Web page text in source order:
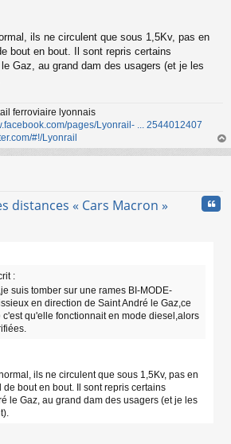
ils ne circulent que sous 1,5Kv, pas en
bout en bout. Il sont repris certains
Gaz, au grand dam des usagers (et je les
ferroviaire lyonnais
pages/Lyonrail- ... 2544012407
#!/Lyonrail
au
distances « Cars Macron »
:
suis tomber sur une rames BI-MODE-
en direction de Saint André le Gaz,ce
qu'elle fonctionnait en mode diesel,alors
ils ne circulent que sous 1,5Kv, pas en
bout en bout. Il sont repris certains
le Gaz, au grand dam des usagers (et je les